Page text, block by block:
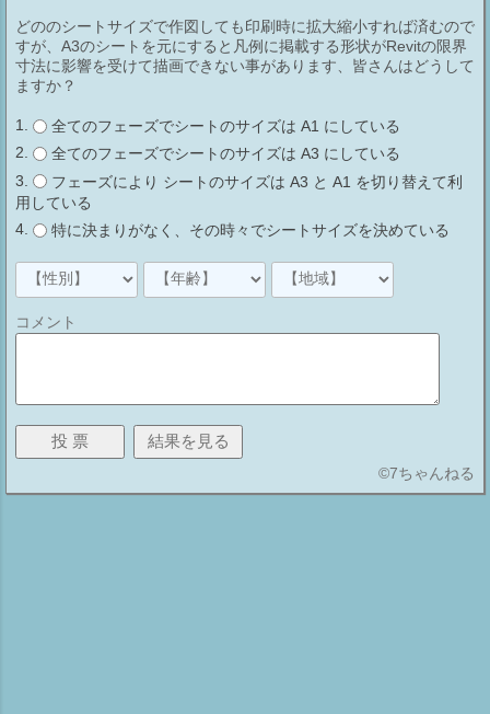
どののシートサイズで作図しても印刷時に拡大縮小すれば済むので
すが、A3のシートを元にすると凡例に掲載する形状がRevitの限界
寸法に影響を受けて描画できない事があります、皆さんはどうして
ますか？
全てのフェーズでシートのサイズは A1 にしている
全てのフェーズでシートのサイズは A3 にしている
フェーズにより シートのサイズは A3 と A1 を切り替えて利
用している
特に決まりがなく、その時々でシートサイズを決めている
コメント
©7ちゃんねる